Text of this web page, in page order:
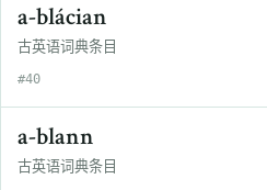
a-blácian
古英语词典条目
#40
a-blann
古英语词典条目